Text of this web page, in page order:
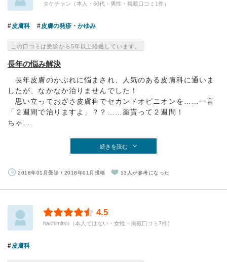
タケチャン（本人・60代・男性・掲載口コミ1件）
皮膚科 皮膚の発疹・かゆみ
この口コミは受診から5年以上経過しています。
長年の悩み解決
長年皮膚のかぶれに悩まされ、人気のある皮膚科に通いま
したが、なかなか治りませんでした！
思い立っておざさ皮膚科でセカンドオピニオンを……一言
「２週間で治りますよ」？？……薬貰って２週間！
ちゃ...
続きを読む
2018年01月受診 / 2018年01月投稿 13人が参考になった
4.5
hachimitsu（本人ではない・女性・掲載口コミ7件）
皮膚科